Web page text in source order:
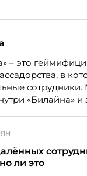
– это
в
«Билайна»
публичного
ли это